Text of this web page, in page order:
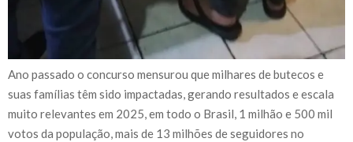
Ano passado o concurso mensurou que milhares de butecos e
suas famílias têm sido impactadas, gerando resultados e escala
muito relevantes em 2025, em todo o Brasil, 1 milhão e 500 mil
votos da população, mais de 13 milhões de seguidores no